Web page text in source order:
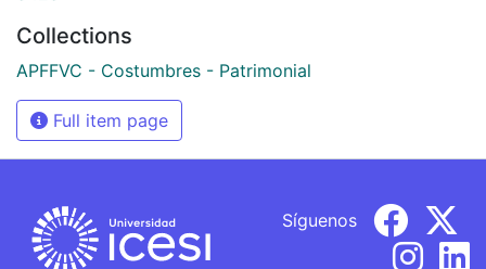
Collections
APFFVC - Costumbres - Patrimonial
Full item page
Síguenos